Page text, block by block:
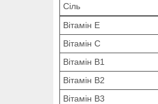
Сіль
Вітамін Е
Вітамін С
Вітамін В1
Вітамін В2
Вітамін В3